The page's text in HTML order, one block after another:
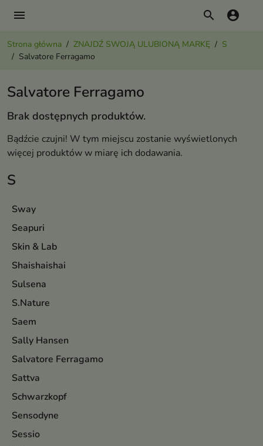
menu search account_circle
Strona główna ZNAJDŹ SWOJĄ ULUBIONĄ MARKĘ
S
Salvatore Ferragamo
S
Sway
Seapuri
Skin & Lab
Shaishaishai
Sulsena
S.Nature
Saem
Sally Hansen
Salvatore Ferragamo
Sattva
Schwarzkopf
Sensodyne
Sessio
Salvatore Ferragamo
Brak dostępnych produktów.
Bądźcie czujni! W tym miejscu zostanie wyświetlonych
więcej produktów w miarę ich dodawania.